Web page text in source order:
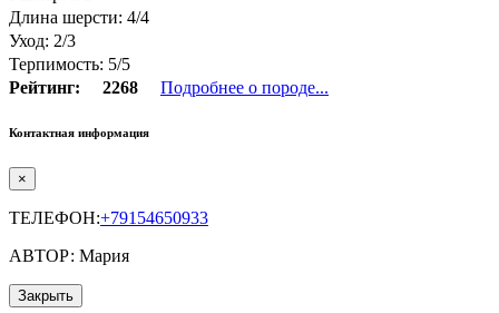
Длина шерсти: 4/4
Уход: 2/3
Терпимость: 5/5
Рейтинг:
2268 Подробнее о породе...
Контактная информация
×
ТЕЛЕФОН:+79154650933
АВТОР: Мария
Закрыть